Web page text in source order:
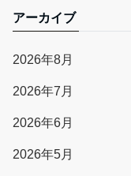
アーカイブ
2026年8月
2026年7月
2026年6月
2026年5月